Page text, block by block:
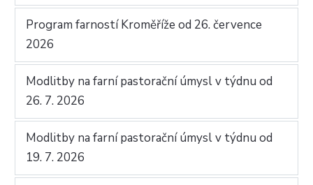
Program farností Kroměříže od 26. července
2026
Modlitby na farní pastorační úmysl v týdnu od
26. 7. 2026
Modlitby na farní pastorační úmysl v týdnu od
19. 7. 2026